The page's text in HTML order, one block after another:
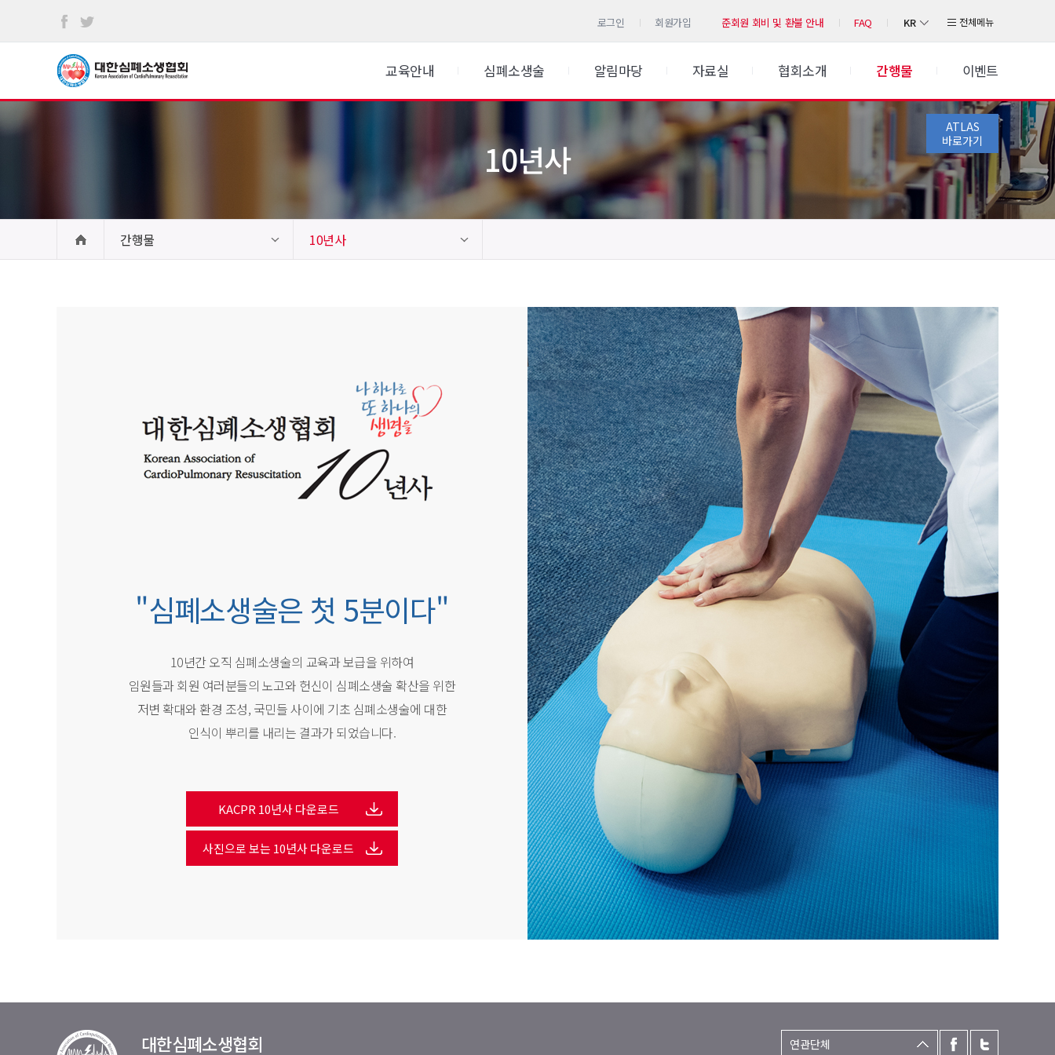
로그인 회원가입 준회원 회비 및 환불 안내 FAQ KR 전체메뉴
교육안내 심폐소생술 알림마당 자료실 협회소개 간행물 이벤트
ATLAS
바로가기
10년사
간행물 10년사
"심폐소생술은 첫 5분이다"
10년간 오직 심폐소생술의 교육과 보급을 위하여
임원들과 회원 여러분들의 노고와 헌신이 심폐소생술 확산을 위한
저변 확대와 환경 조성, 국민들 사이에 기초 심폐소생술에 대한
인식이 뿌리를 내리는 결과가 되었습니다.
KACPR 10년사 다운로드
사진으로 보는 10년사 다운로드
대한심폐소생협회